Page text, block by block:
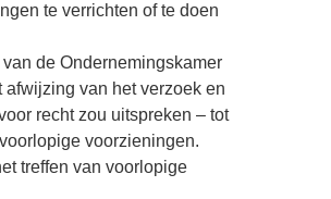
te verrichten of te doen
de Ondernemingskamer
van het verzoek en
recht zou uitspreken – tot
voorzieningen.
treffen van voorlopige